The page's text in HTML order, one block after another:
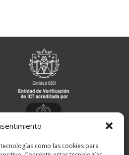
como las cookies para